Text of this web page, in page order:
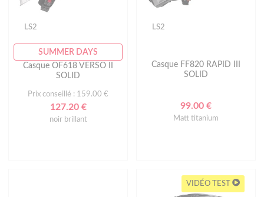
LS2
SUMMER DAYS
Casque OF618 VERSO II
SOLID
Prix conseillé : 159.00 €
127.20 €
noir brillant
LS2
Casque FF820 RAPID III
SOLID
99.00 €
Matt titanium
VIDÉO TEST